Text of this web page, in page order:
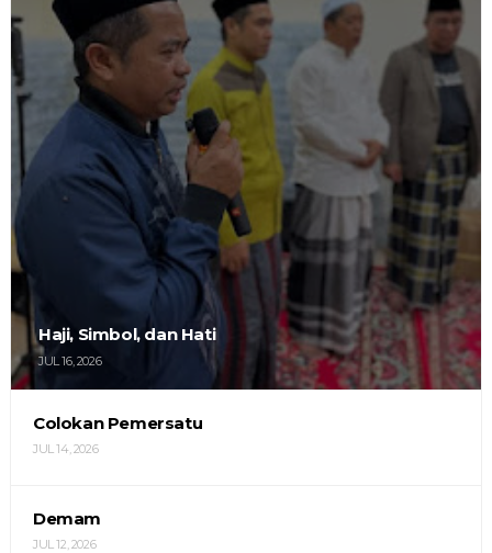
Haji, Simbol, dan Hati
JUL 16, 2026
Colokan Pemersatu
JUL 14, 2026
Demam
JUL 12, 2026